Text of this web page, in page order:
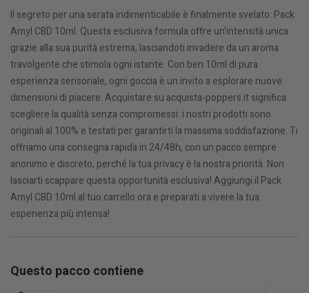
Il segreto per una serata indimenticabile è finalmente svelato: Pack
Amyl CBD 10ml. Questa esclusiva formula offre un'intensità unica
grazie alla sua purità estrema, lasciandoti invadere da un aroma
travolgente che stimola ogni istante. Con ben 10ml di pura
esperienza sensoriale, ogni goccia è un invito a esplorare nuove
dimensioni di piacere. Acquistare su acquista-poppers.it significa
scegliere la qualità senza compromessi: i nostri prodotti sono
originali al 100% e testati per garantirti la massima soddisfazione. Ti
offriamo una consegna rapida in 24/48h, con un pacco sempre
anonimo e discreto, perché la tua privacy è la nostra priorità. Non
lasciarti scappare questa opportunità esclusiva! Aggiungi il Pack
Amyl CBD 10ml al tuo carrello ora e preparati a vivere la tua
esperienza più intensa!
Questo pacco contiene